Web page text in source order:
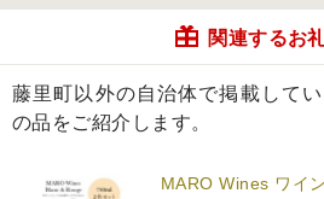
関連するお
藤里町以外の自治体で掲載して
の品をご紹介します。
MARO Wines ワイ